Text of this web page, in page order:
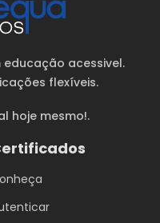
acessivel.
flexíveis.
hoje mesmo!.